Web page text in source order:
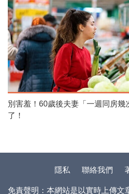
別害羞！60歲後夫妻「一週同房
了！
隱私 聯絡我們
免責聲明：本網站是以實時上傳文